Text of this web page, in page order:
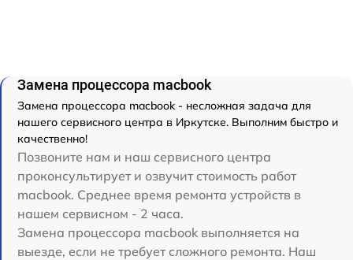
Замена процессора macbook
Замена процессора macbook - несложная задача для
нашего сервисного центра в Иркутске. Выполним быстро и
качественно!
Позвоните нам и наш сервисного центра
проконсультирует и озвучит стоимость работ
macbook. Среднее время ремонта устройств в
нашем сервисном - 2 часа.
Замена процессора macbook выполняется на
выезде, если не требует сложного ремонта. Наш